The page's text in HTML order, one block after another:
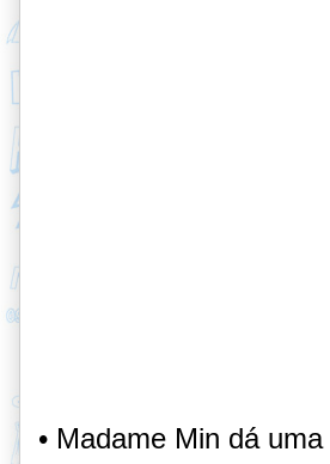
• Madame Min dá uma